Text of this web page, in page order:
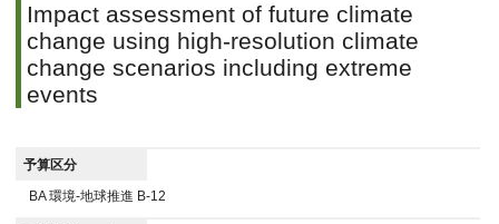
Impact assessment of future climate
change using high-resolution climate
change scenarios including extreme
events
予算区分
BA 環境-地球推進 B-12